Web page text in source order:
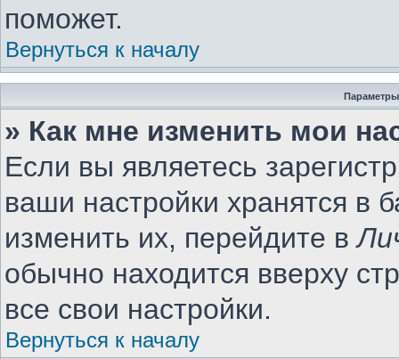
поможет.
Вернуться к началу
Параметры
» Как мне изменить мои
Если вы являетесь
ваши настройки хранятся в
изменить их, перейдите в
обычно находится вверху
все свои настройки.
Вернуться к началу